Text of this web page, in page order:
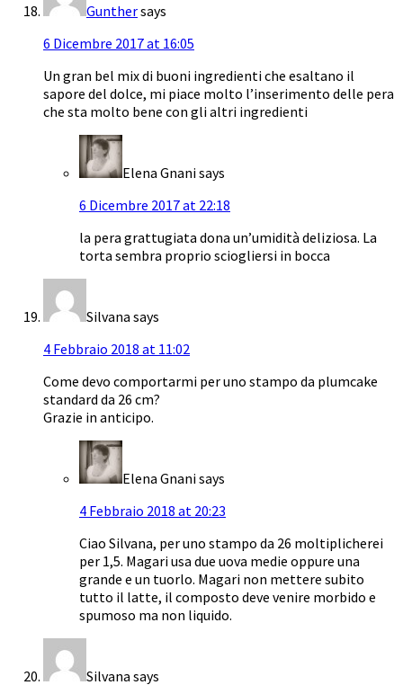
Gunthersays
6 Dicembre 2017 at 16:05
Un gran bel mix di buoni ingredienti che esaltano il
sapore del dolce, mi piace molto l’inserimento delle pera
che sta molto bene con gli altri ingredienti
Elena Gnanisays
6 Dicembre 2017 at 22:18
la pera grattugiata dona un’umidità deliziosa. La
torta sembra proprio sciogliersi in bocca
Silvana says
4 Febbraio 2018 at 11:02
Come devo comportarmi per uno stampo da plumcake
standard da 26 cm?
Grazie in anticipo.
Elena Gnanisays
4 Febbraio 2018 at 20:23
Ciao Silvana, per uno stampo da 26 moltiplicherei
per 1,5. Magari usa due uova medie oppure una
grande e un tuorlo. Magari non mettere subito
tutto il latte, il composto deve venire morbido e
spumoso ma non liquido.
Silvana says